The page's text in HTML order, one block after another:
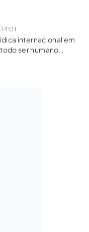
internacional em
ser humano